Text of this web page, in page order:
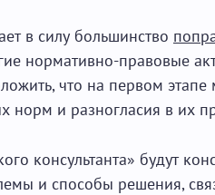
в силу большинство
нормативно-правовые
что на первом этапе
норм и разногласия в их
консультанта» будут
и способы решения,